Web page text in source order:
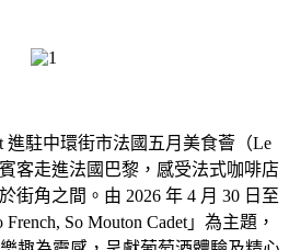
進駐中環街市法國五月美食薈（Le
客走進法國巴黎，感受法式咖啡店
街角之間。由 2026 年 4 月 30 日至
So Mouton Cadet」為主題，